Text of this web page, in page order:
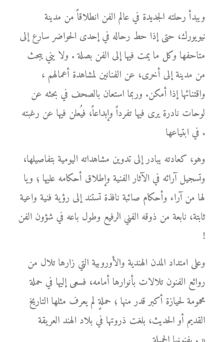
ويبدأ رحلته الجديدة في عالم الفن انطلاقاً من مدينة
نيويورك، حتى إذا حط رحاله في إحدى الحواضر سارع إلى
متاحفها وكل ما يمت فيها إلى الفن بصلة . ولا يني يبحث
من مدينة إلى أخرى، عن الفنانين لمشاهدة أعمالهم ،
واقتنائها إذا أمكن. وربما استعان بالصحف في بحثه عن
لوحات نادرة يرى فيها تفرداً وإبداعاً، فيُعلن فيها عن رغبته
في ابتياعها .
وهو، كعادته يبادر إلى تدوين مشاهداته اليومية بتفاصيلها،
وتسجيل آرائه في الآثار الفنية وإطلاق أحكامه عليها ؛ ويا
لها من آراء وأحكام صائبة نافذة تستند إلى رؤية فنية واعية
ثابتة، نابعة من ذوقه الفني الرفيع وطول باعه في شؤون الفن
!
وعلى امتداد المدن الهندية والأوروبية التي زارها تلال من
روائع الفنون تلالات بأنوارها أمامه، فسعى إليها في حملة
محمومة لحيازة أكبر قدر منها ؛ حملةٍ لم يعرف مثلها التاريخ
القديم أو الحديث، بلغت ذروتها في بلاد الهند العريقة